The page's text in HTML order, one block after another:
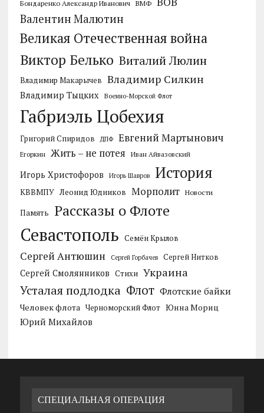
Бондаренко Александр Иванович ВМФ
Валентин Малютин
Великая Отечественная война
Виктор Белько Виталий Люлин
Владимир Макарычев Владимир Силкин
Владимир Тыцких Военно-Морской Флот
Габриэль Цобехия
Григорий Спиридов ДПФ Евгений Мартынович
Егоркин Жить – не потея Иван Айвазовский
Игорь Христофоров Игорь Шавров История
КВВМПУ Леонид Юдников Морполит Новости
Память Рассказы о Флоте
Севастополь Семён Крылов
Сергей Антюшин Сергей Горбачев Сергей Нитков
Сергей Смолянников Стихи Украина
Усталая подлодка Флот Флотские байки
Человек флота Черноморский Флот Юнна Мориц
Юрий Михайлов
СПЕЦИАЛЬНАЯ ОПЕРАЦИЯ